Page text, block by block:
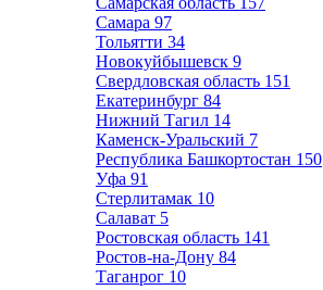
Самара 97
Тольятти 34
Новокуйбышевск 9
Свердловская область 151
Екатеринбург 84
Нижний Тагил 14
Каменск-Уральский 7
Республика Башкортостан 150
Уфа 91
Стерлитамак 10
Салават 5
Ростовская область 141
Ростов-на-Дону 84
Таганрог 10